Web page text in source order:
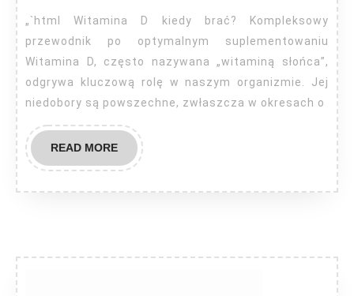
brać?
„`html Witamina D kiedy brać? Kompleksowy
przewodnik po optymalnym suplementowaniu
Witamina D, często nazywana „witaminą słońca”,
odgrywa kluczową rolę w naszym organizmie. Jej
niedobory są powszechne, zwłaszcza w okresach o
READ MOREREAD
MORE